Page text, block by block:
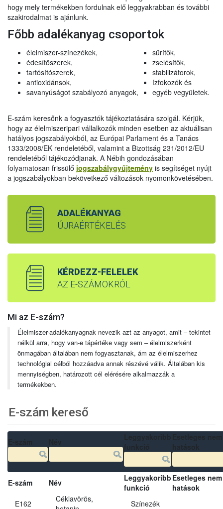
hogy mely termékekben fordulnak elő leggyakrabban és további
szakirodalmat is ajánlunk.
Főbb adalékanyag csoportok
élelmiszer-színezékek,
édesítőszerek,
tartósítószerek,
antioxidánsok,
savanyúságot szabályozó anyagok,
sűrítők,
zselésítők,
stabilizátorok,
ízfokozók és
egyéb vegyületek.
E-szám keresőnk a fogyasztók tájékoztatására szolgál. Kérjük,
hogy az élelmiszeripari vállalkozók minden esetben az aktuálisan
hatályos jogszabályokból, az Európai Parlament és a Tanács
1333/2008/EK rendeletéből, valamint a Bizottság 231/2012/EU
rendeletéből tájékozódjanak. A Nébih gondozásában
folyamatosan frissülő jogszabálygyűjtemény is segítséget nyújt
a jogszabályokban bekövetkező változások nyomonkövetésében.
ADALÉKANYAG
ÚJRAÉRTÉKELÉS
KÉRDEZZ-FELELEK
AZ E-SZÁMOKRÓL
Mi az E-szám?
Élelmiszer-adalékanyagnak nevezik azt az anyagot, amit – tekintet
nélkül arra, hogy van-e tápértéke vagy sem – élelmiszerként
önmagában általában nem fogyasztanak, ám az élelmiszerhez
technológiai célból hozzáadva annak részévé válik. Általában kis
mennyiségben, határozott cél elérésére alkalmazzák a
termékekben.
E-szám kereső
E-szám Név
Leggyakoribb
funkció
Esetleges
hatások
E162
Céklavörös,
Színezék